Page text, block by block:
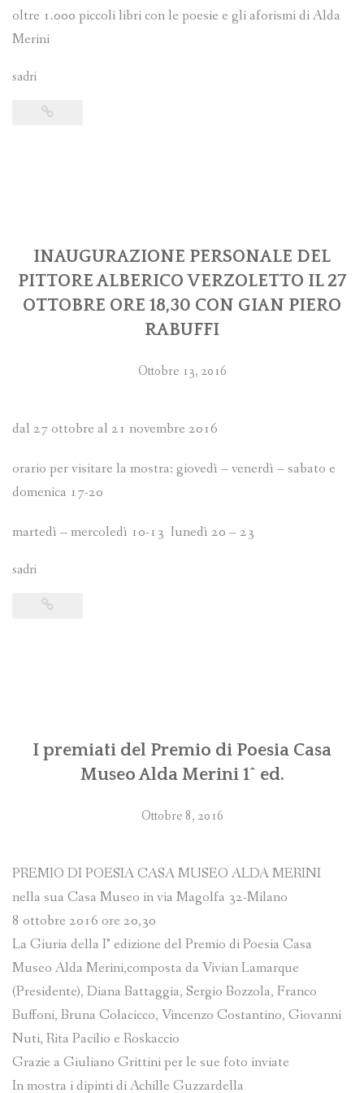
oltre 1.000 piccoli libri con le poesie e gli aforismi di Alda
Merini
sadri
INAUGURAZIONE PERSONALE DEL
PITTORE ALBERICO VERZOLETTO IL 27
OTTOBRE ORE 18,30 CON GIAN PIERO
RABUFFI
Ottobre 13, 2016
dal 27 ottobre al 21 novembre 2016
orario per visitare la mostra: giovedì – venerdì – sabato e
domenica 17-20
martedì – mercoledì 10-13 lunedì 20 – 23
sadri
I premiati del Premio di Poesia Casa
Museo Alda Merini 1^ ed.
Ottobre 8, 2016
PREMIO DI POESIA CASA MUSEO ALDA MERINI
nella sua Casa Museo in via Magolfa 32-Milano
8 ottobre 2016 ore 20,30
La Giuria della I° edizione del Premio di Poesia Casa
Museo Alda Merini,composta da Vivian Lamarque
(Presidente), Diana Battaggia, Sergio Bozzola, Franco
Buffoni, Bruna Colacicco, Vincenzo Costantino, Giovanni
Nuti, Rita Pacilio e Roskaccio
Grazie a Giuliano Grittini per le sue foto inviate
In mostra i dipinti di Achille Guzzardella